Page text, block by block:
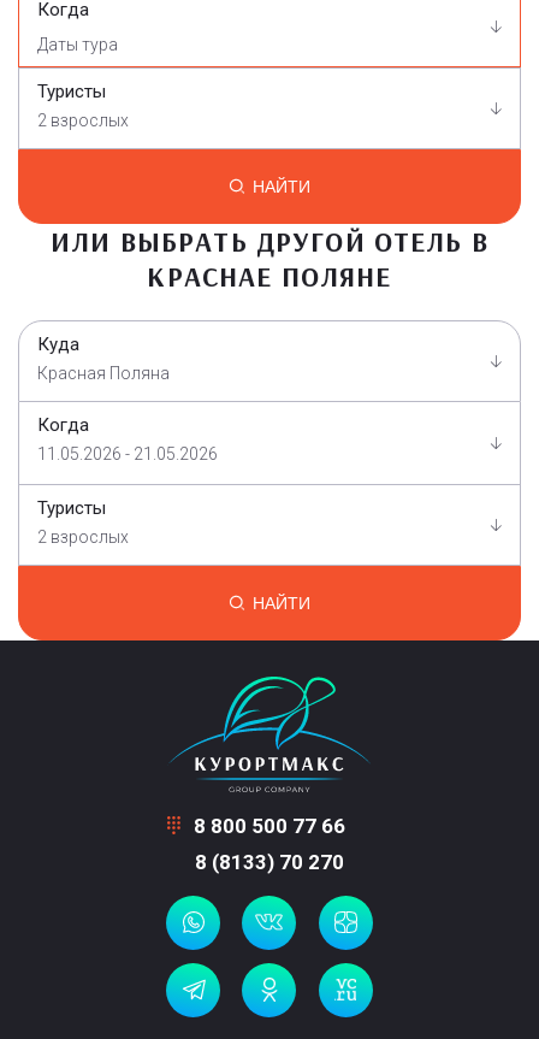
Когда
Туристы
2 взрослых
НАЙТИ
ИЛИ ВЫБРАТЬ ДРУГОЙ ОТЕЛЬ В
КРАСНАЕ ПОЛЯНЕ
Куда
Красная Поляна
Когда
11.05.2026 - 21.05.2026
Туристы
2 взрослых
НАЙТИ
8 800 500 77 66
8 (8133) 70 270